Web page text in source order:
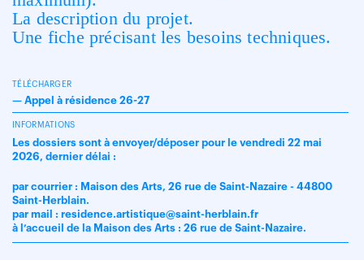
La description du projet.
Une fiche précisant les besoins techniques.
TÉLÉCHARGER
— Appel à résidence 26-27
INFORMATIONS
Les dossiers sont à envoyer/déposer pour le vendredi 22 mai
2026, dernier délai :
par courrier : Maison des Arts, 26 rue de Saint-Nazaire - 44800
Saint-Herblain.
par mail : residence.artistique@saint-herblain.fr
à l’accueil de la Maison des Arts : 26 rue de Saint-Nazaire.